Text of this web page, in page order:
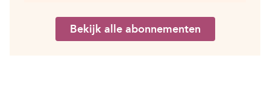
Bekijk alle abonnementen